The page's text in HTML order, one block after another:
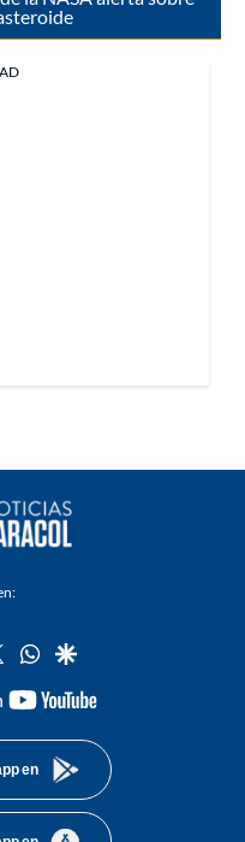
twitterwhatsapp
google
youtube-
en